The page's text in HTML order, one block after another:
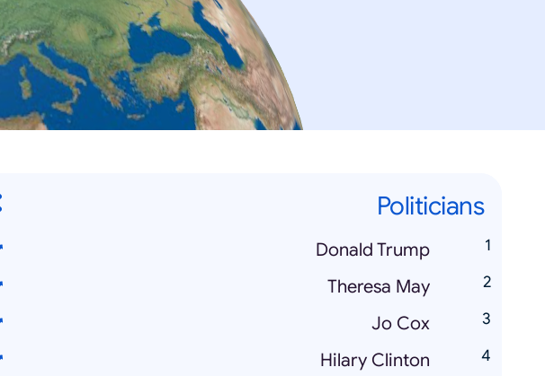
Politicians
Donald Trump
Theresa May
Jo Cox
Hilary Clinton